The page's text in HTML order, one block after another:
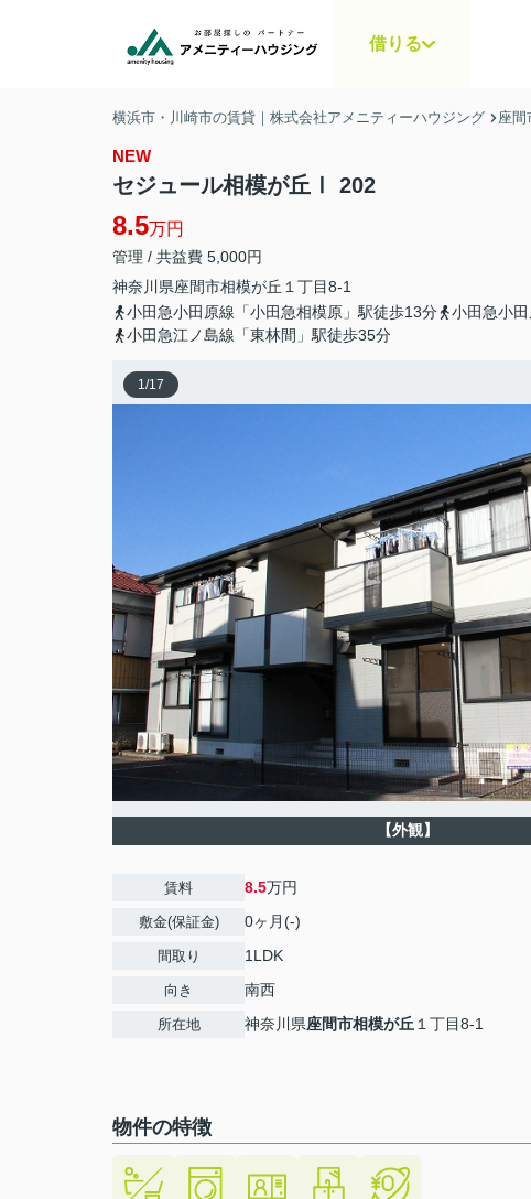
借りる
横浜市・川崎市の賃貸｜株式会社アメニティーハウジング 座間
NEW
セジュール相模が丘Ⅰ 202
8.5万円
管理 / 共益費 5,000円
神奈川県座間市相模が丘 １丁目8-1
小田急小田原線「小田急相模原」駅徒歩13分
小田急小
小田急江ノ島線「東林間」駅徒歩35分
1/17
【外観】
賃料 8.5万円
敷金(保証金) 0ヶ月(-)
間取り 1LDK
向き 南西
所在地 神奈川県座間市相模が丘 １丁目8-1
物件の特徴